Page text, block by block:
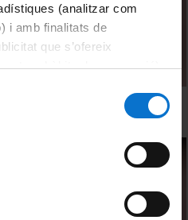
(analitzar com
i amb finalitats de
que s’ofereix
hàbits de navegació).
del lloc web de la
la malaria